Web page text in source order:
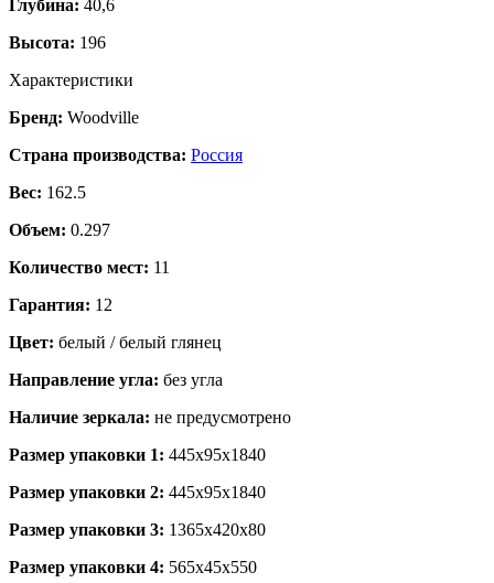
Глубина: 40,6
Высота: 196
Характеристики
Бренд: Woodville
Страна производства: Россия
Вес: 162.5
Объем: 0.297
Количество мест: 11
Гарантия: 12
Цвет: белый / белый глянец
Направление угла: без угла
Наличие зеркала: не предусмотрено
Размер упаковки 1: 445x95x1840
Размер упаковки 2: 445x95x1840
Размер упаковки 3: 1365x420x80
Размер упаковки 4: 565x45x550